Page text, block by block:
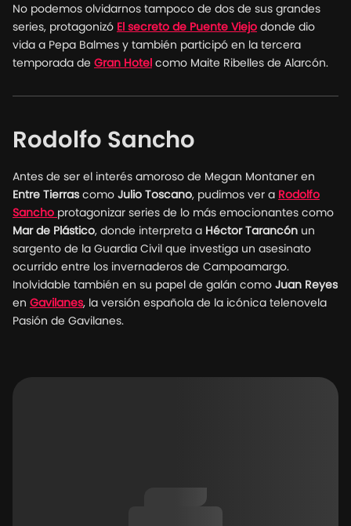
No podemos olvidarnos tampoco de dos de sus grandes
series, protagonizó El secreto de Puente Viejo donde dio
vida a Pepa Balmes y también participó en la tercera
temporada de Gran Hotel como Maite Ribelles de Alarcón.
Rodolfo Sancho
Antes de ser el interés amoroso de Megan Montaner en
Entre Tierras como Julio Toscano, pudimos ver a Rodolfo
Sancho protagonizar series de lo más emocionantes como
Mar de Plástico, donde interpreta a Héctor Tarancón un
sargento de la Guardia Civil que investiga un asesinato
ocurrido entre los invernaderos de Campoamargo.
Inolvidable también en su papel de galán como Juan Reyes
en Gavilanes, la versión española de la icónica telenovela
Pasión de Gavilanes.